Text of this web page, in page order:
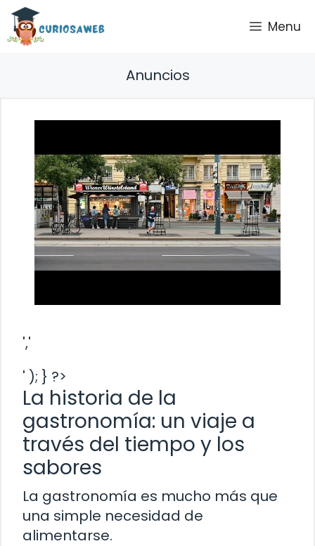
Saltar
contenido
Menu
Anuncios
','
' ); } ?>
La historia de la
gastronomía: un viaje a
través del tiempo y los
sabores
La gastronomía es mucho más que
una simple necesidad de
alimentarse.